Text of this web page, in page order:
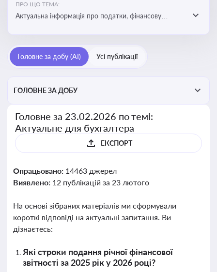
ПРО ЩО ТЕМА:
Актуальна інформація про податки, фінансову
підприємств
Головне за добу (AI) Усі публікації
ГОЛОВНЕ ЗА ДОБУ
Головне за 23.02.2026 по темі:
Актуальне для бухгалтера
ЕКСПОРТ
Опрацьовано: 14463 джерел
Виявлено: 12 публікацій за 23 лютого
На основі зібраних матеріалів ми сформували
короткі відповіді на актуальні запитання. Ви
дізнаєтесь:
Які строки подання річної фінансової
звітності за 2025 рік у 2026 році?